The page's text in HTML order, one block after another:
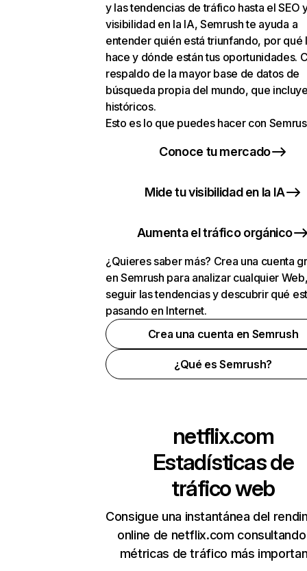
y las tendencias de tráfico hasta el SEO
visibilidad en la IA, Semrush te ayuda a
entender quién está triunfando, por qué
hace y dónde están tus oportunidades.
respaldo de la mayor base de datos de
búsqueda propia del mundo, que
históricos.
Esto es lo que puedes hacer con
Conoce tu mercado
Mide tu visibilidad en la IA
Aumenta el tráfico orgánico
¿Quieres saber más? Crea una cuenta
en Semrush para analizar cualquier
seguir las tendencias y descubrir qué
pasando en Internet.
Crea una cuenta en Semrush
¿Qué es Semrush?
netflix.com
Estadísticas de
tráfico web
Consigue una instantánea del
online de netflix.com
métricas de tráfico más